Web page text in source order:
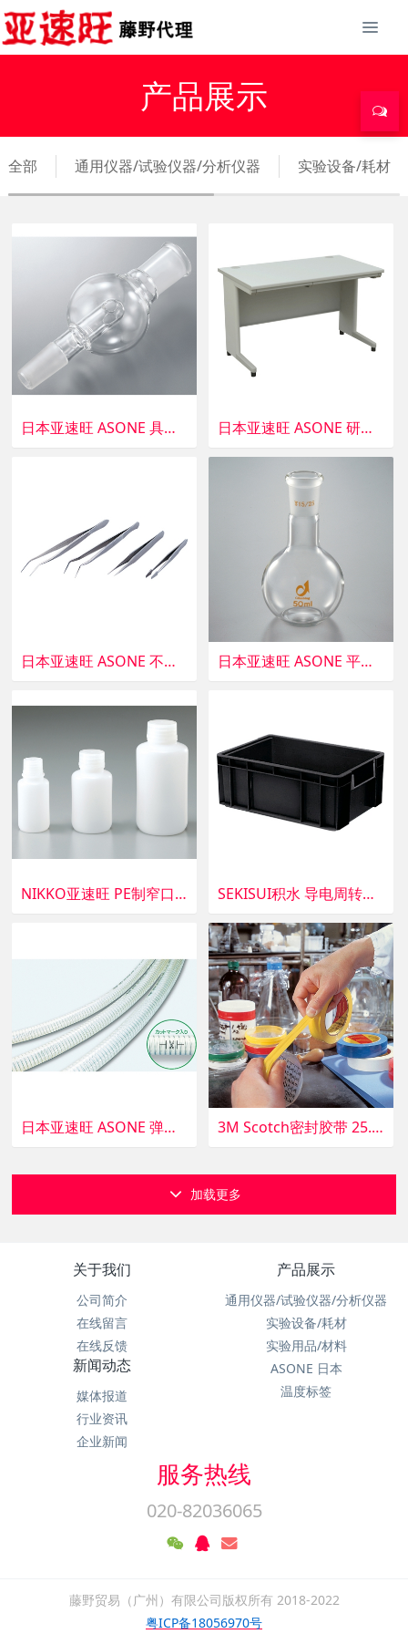
产品展示
全部 通用仪器/试验仪器/分析仪器 实验设备/耗材
日本亚速旺 ASONE 具回流孔防溅球 TR300-2942 C4-419-04 TR300-2942 日本亚速旺 ASONE 研究用桌子 SD-147-WH CC-3024-13 B-127B-D
日本亚速旺 ASONE 不锈钢镊子 No.4(邮票用)(1个) 5-5658-04 No.4 110mm 日本亚速旺 ASONE 平底烧瓶 0074-01-10 1个 1-4328-01 0074-01-10
NIKKO亚速旺 PE制窄口瓶(无内塞)100ml 1个 1-4657-13 100ｍｌ SEKISUI积水 导电周转箱 ECPZ3 1个 2-2396-03 ECPZ3
日本亚速旺 ASONE 弹力软管SP-32 1m 3-7644-08 SP-32 3M Scotch密封胶带 25.4mm 红色 (1个) 6-696-05 红色
加载更多
关于我们
公司简介
在线留言
在线反馈
产品展示
通用仪器/试验仪器/分析仪器
实验设备/耗材
实验用品/材料
ASONE 日本
温度标签
新闻动态
媒体报道
行业资讯
企业新闻
服务热线
020-82036065
藤野贸易（广州）有限公司版权所有 2018-2022
粤ICP备18056970号